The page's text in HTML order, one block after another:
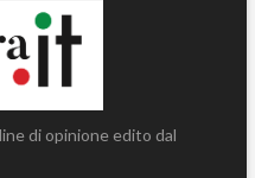
di opinione edito dal